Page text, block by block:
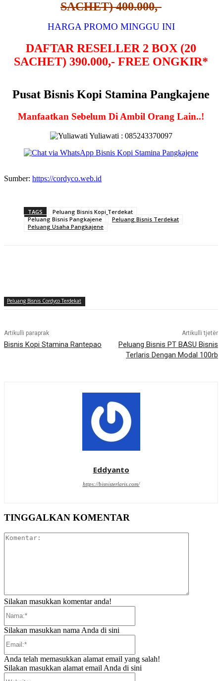
SACHET) 400.000,-
HARGA PROMO MINGGU INI
DAFTAR RESELLER 2 BOX (20
SACHET) 390.000,- FREE ONGKIR*
Pusat Bisnis Kopi Stamina Pangkajene
Manfaatkan Sebelum Di Ambil Orang Lain..!
Yuliawati : 085243370097
Sumber: https://cordyco.web.id
TAGS
Peluang Bisnis Kopi Terdekat
Peluang Bisnis Pangkajene
Peluang Bisnis Terdekat
Peluang Usaha Pangkajene
Peluang Bisnis Cordyco Terdekat
Artikulli paraprak
Bisnis Kopi Stamina Rantepao
Artikulli tjetër
Peluang Bisnis PT BASU Bisnis
Terlaris Dengan Modal 100rb
Eddyanto
https://bisnisterlaris.com/
TINGGALKAN KOMENTAR
Silakan masukkan komentar anda!
Silakan masukkan nama Anda di sini
Anda telah memasukkan alamat email yang salah!
Silakan masukkan alamat email Anda di sini